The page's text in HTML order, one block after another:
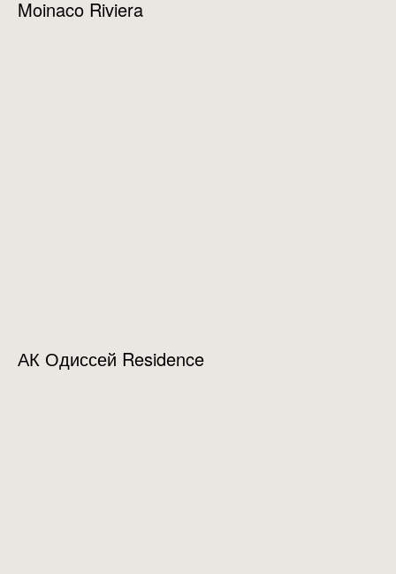
Moinaco Riviera
АК Одиссей Residence